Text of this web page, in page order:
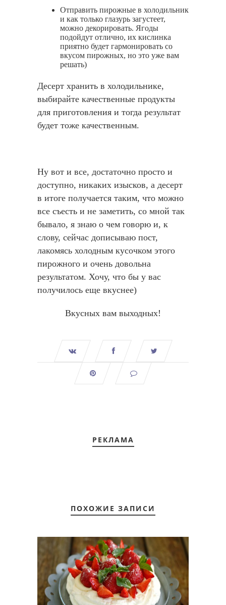
Отправить пирожные в холодильник
и как только глазурь загустеет,
можно декорировать. Ягоды
подойдут отлично, их кислинка
приятно будет гармонировать со
вкусом пирожных, но это уже вам
решать)
Десерт хранить в холодильнике,
выбирайте качественные продукты
для приготовления и тогда результат
будет тоже качественным.
Ну вот и все, достаточно просто и
доступно, никаких изысков, а десерт
в итоге получается таким, что можно
все съесть и не заметить, со мной так
бывало, я знаю о чем говорю и, к
слову, сейчас дописываю пост,
лакомясь холодным кусочком этого
пирожного и очень довольна
результатом. Хочу, что бы у вас
получилось еще вкуснее)
Вкусных вам выходных!
РЕКЛАМА
ПОХОЖИЕ ЗАПИСИ